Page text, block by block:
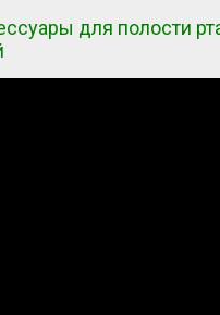
для полости